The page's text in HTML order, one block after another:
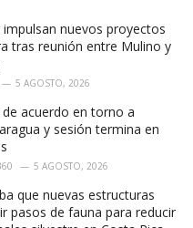
impulsan nuevos proyectos
tras reunión entre Mulino y
5 AGOSTO, 2026
acuerdo en torno a
y sesión termina en
5 AGOSTO, 2026
que nuevas estructuras
pasos de fauna para reducir